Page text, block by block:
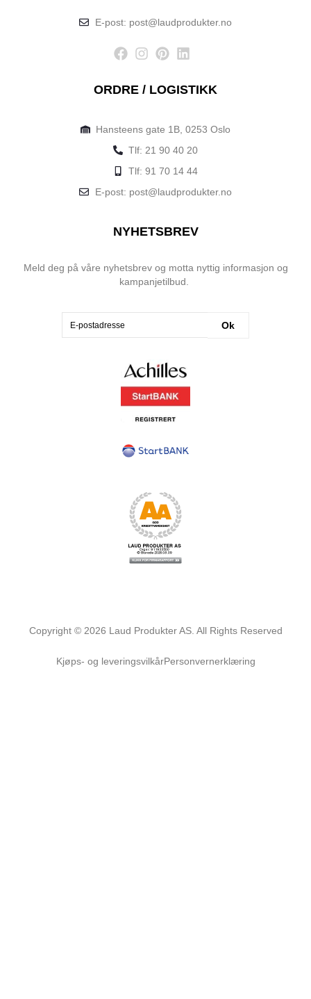
E-post: post@laudprodukter.no
ORDRE / LOGISTIKK
Hansteens gate 1B, 0253 Oslo
Tlf: 21 90 40 20
Tlf: 91 70 14 44
E-post: post@laudprodukter.no
NYHETSBREV
Meld deg på våre nyhetsbrev og motta nyttig informasjon og
kampanjetilbud.
Ok
Copyright © 2026 Laud Produkter AS. All Rights Reserved
Kjøps- og leveringsvilkårPersonvernerklæring